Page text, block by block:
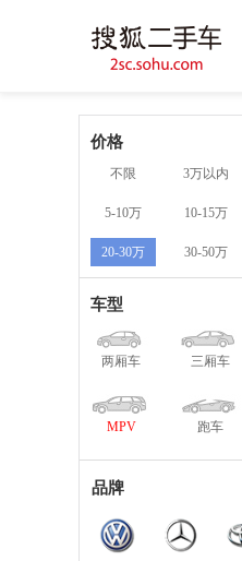
价格
不限 3万以内
5-10万 10-15万
20-30万 30-50万
车型
两厢车 三厢车
MPV 跑车
品牌